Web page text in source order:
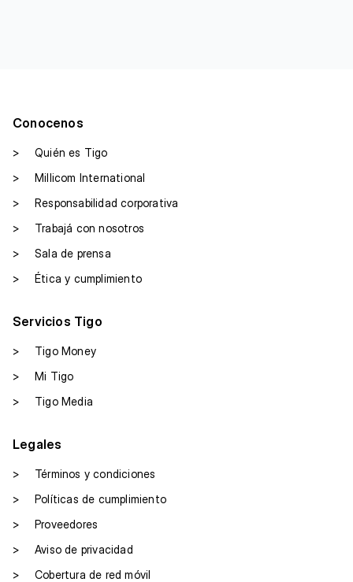
Conocenos
>
Quién es Tigo
>
Millicom International
>
Responsabilidad corporativa
>
Trabajá con nosotros
>
Sala de prensa
>
Ética y cumplimiento
Servicios Tigo
>
Tigo Money
>
Mi Tigo
>
Tigo Media
Legales
>
Términos y condiciones
>
Políticas de cumplimiento
>
Proveedores
>
Aviso de privacidad
>
Cobertura de red móvil